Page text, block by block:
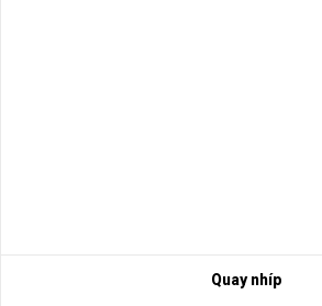
Quay nhíp